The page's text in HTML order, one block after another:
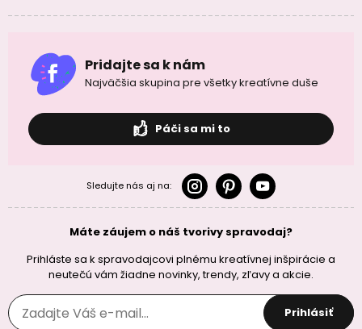
Pridajte sa k nám
Najväčšia skupina pre všetky kreatívne duše
Páči sa mi to
Sledujte nás aj na:
Máte záujem o náš tvorivy spravodaj?
Prihláste sa k spravodajcovi plnému kreatívnej inšpirácie a
neutečú vám žiadne novinky, trendy, zľavy a akcie.
Prihlásiť